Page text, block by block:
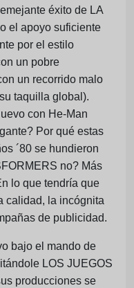
éxito de LA
el apoyo suficiente
por el estilo
un pobre
un recorrido malo
taquilla global).
con He-Man
Por qué estas
´80 se hundieron
no? Más
lo que tendría que
calidad, la incógnita
de publicidad.
bajo el mando de
LOS JUEGOS
producciones se